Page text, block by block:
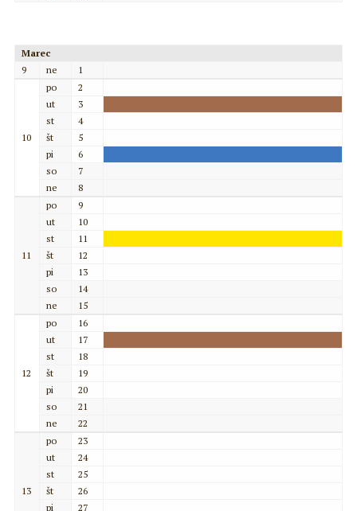
Marec
9
ne 1
10
po
2
ut
3
st
4
št
5
pi
6
so
7
ne
8
11
po
9
ut
10
st
11
št
12
pi
13
so
14
ne
15
12
po
16
ut
17
st
18
št
19
pi
20
so
21
ne
22
13
po
23
ut
24
st
25
št
26
pi
27